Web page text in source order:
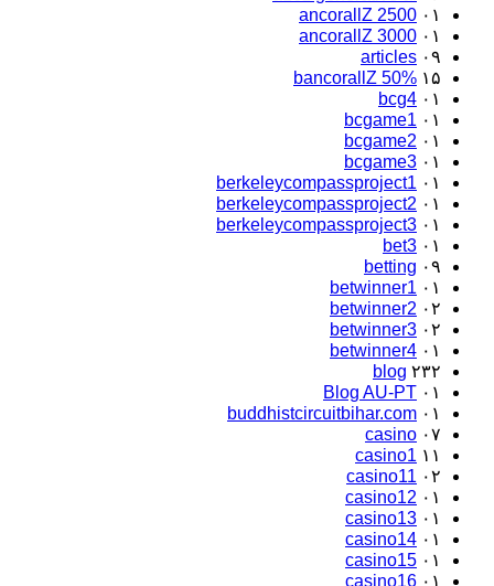
ancorallZ 2500 ۰۱
ancorallZ 3000 ۰۱
articles ۰۹
bancorallZ 50% ۱۵
bcg4 ۰۱
bcgame1 ۰۱
bcgame2 ۰۱
bcgame3 ۰۱
berkeleycompassproject1 ۰۱
berkeleycompassproject2 ۰۱
berkeleycompassproject3 ۰۱
bet3 ۰۱
betting ۰۹
betwinner1 ۰۱
betwinner2 ۰۲
betwinner3 ۰۲
betwinner4 ۰۱
blog ۲۳۲
Blog AU-PT ۰۱
buddhistcircuitbihar.com ۰۱
casino ۰۷
casino1 ۱۱
casino11 ۰۲
casino12 ۰۱
casino13 ۰۱
casino14 ۰۱
casino15 ۰۱
casino16 ۰۱